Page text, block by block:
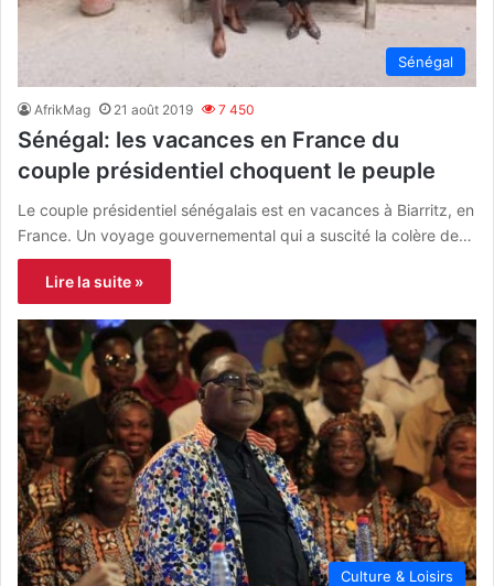
Sénégal
AfrikMag 21 août 2019 7 450
Sénégal: les vacances en France du
couple présidentiel choquent le peuple
Le couple présidentiel sénégalais est en vacances à Biarritz, en
France. Un voyage gouvernemental qui a suscité la colère de…
Lire la suite »
Culture & Loisirs